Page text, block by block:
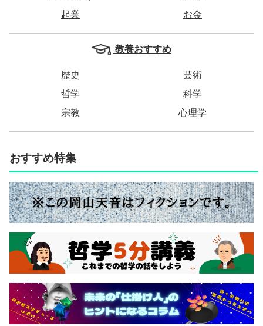
起業
お金
教養おすすめ
歴史
芸術
哲学
科学
宗教
心理学
おすすめ特集